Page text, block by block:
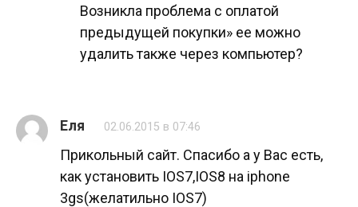
Возникла проблема с оплатой
предыдущей покупки» ее можно
удалить также через компьютер?
Еля 02.06.2015 в 07:46
Прикольный сайт. Спасибо а у Вас есть,
как установить IOS7,IOS8 на iphone
3gs(желатильно IOS7)